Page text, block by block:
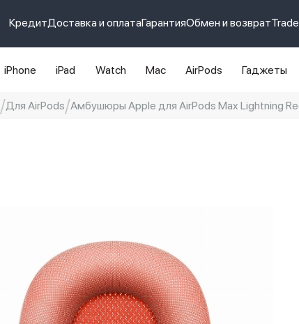
КредитДоставка и оплатаГарантияОбмен и возврат
iPhone iPad Watch Mac AirPods Гаджеты
Для AirPods Амбушюры Apple для AirPods Max Lightning